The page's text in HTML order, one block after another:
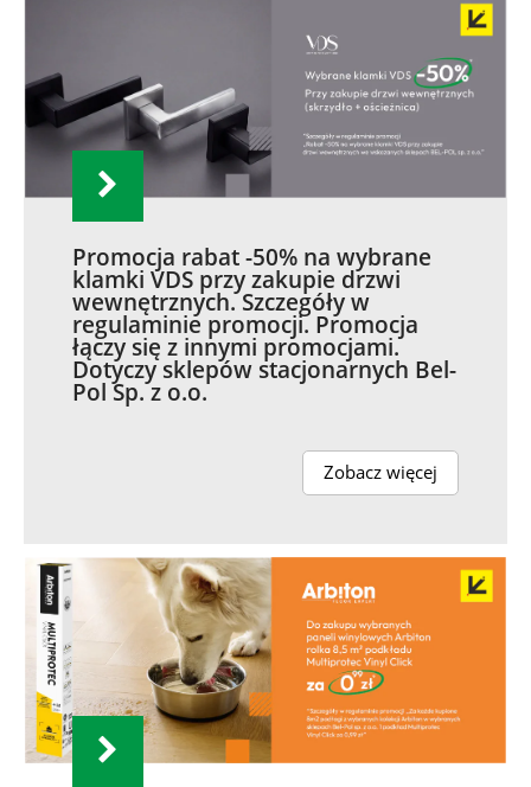
Promocja rabat -50% na wybrane
klamki VDS przy zakupie drzwi
wewnętrznych. Szczegóły w
regulaminie promocji. Promocja
łączy się z innymi promocjami.
Dotyczy sklepów stacjonarnych Bel-
Pol Sp. z o.o.
Zobacz więcej